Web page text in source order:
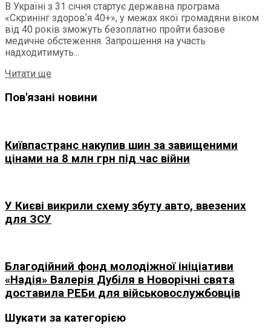
В Україні з 31 січня стартує державна програма
«Скринінг здоровʼя 40+», у межах якої громадяни віком
від 40 років зможуть безоплатно пройти базове
медичне обстеження. Запрошення на участь
надходитимуть...
Читати ще
Пов'язані новини
Київпастранс накупив шин за завищеними
цінами на 8 млн грн під час війни
У Києві викрили схему збуту авто, ввезених
для ЗСУ
Благодійний фонд молодіжної ініціативи
«Надія» Валерія Дубіля в Новорічні свята
доставила РЕБи для військовослужбовців
Шукати за категорією